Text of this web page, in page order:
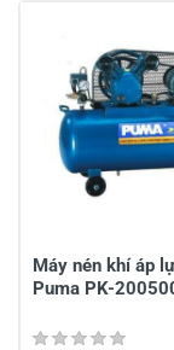
3
2
1
Máy nén khí áp
Puma PK-